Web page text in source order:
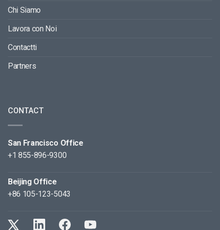
Chi Siamo
Lavora con Noi
Contactti
Partners
CONTACT
San Francisco Office
+1 855-896-9300
Beijing Office
+86 105-123-5043